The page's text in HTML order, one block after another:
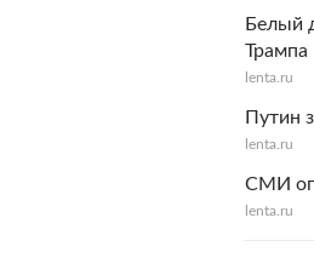
Белый
Трампа
lenta.ru
Путин
lenta.ru
СМИ
lenta.ru